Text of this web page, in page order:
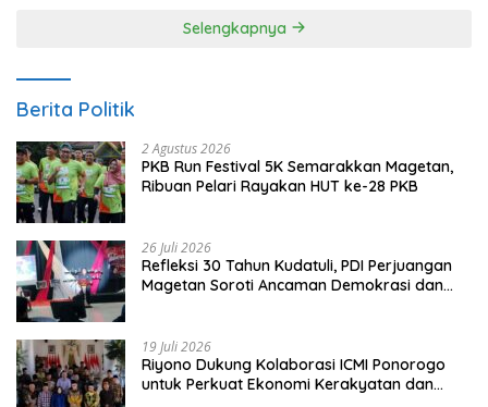
Selengkapnya
Berita Politik
2 Agustus 2026
PKB Run Festival 5K Semarakkan Magetan,
Ribuan Pelari Rayakan HUT ke-28 PKB
26 Juli 2026
Refleksi 30 Tahun Kudatuli, PDI Perjuangan
Magetan Soroti Ancaman Demokrasi dan
19 Juli 2026
Riyono Dukung Kolaborasi ICMI Ponorogo
untuk Perkuat Ekonomi Kerakyatan dan